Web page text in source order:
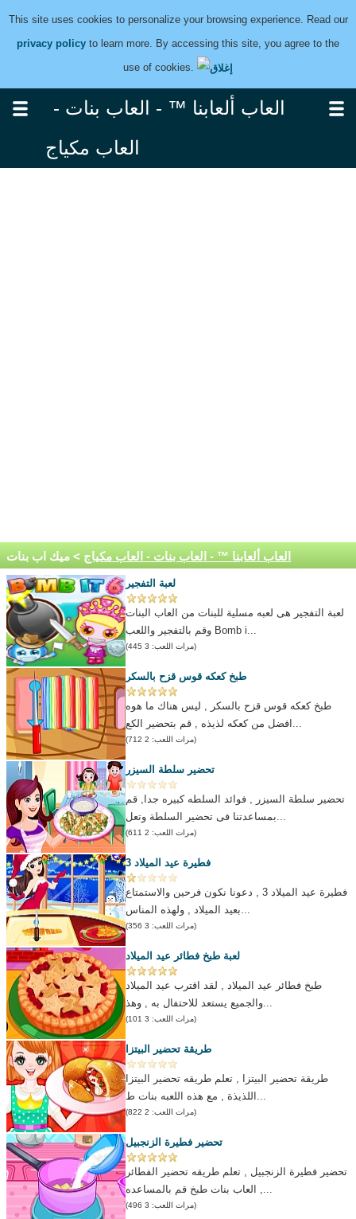
This site uses cookies to personalize your browsing experience. Read our
privacy policy to learn more. By accessing this site, you agree to the
use of cookies.
العاب ألعابنا ™ - العاب بنات -
العاب مكياج
العاب ألعابنا ™ - العاب بنات - العاب مكياج > ميك اب بنات
لعبة التفجير
لعبة التفجير هى لعبه مسلية للبنات من العاب البنات
وقم بالتفجير واللعب Bomb i...
(مرات اللعب: 3 445)
طبخ كعكه قوس قزح بالسكر
طبخ كعكه قوس قزح بالسكر , ليس هناك ما هوه
(مرات اللعب: 2 712)
تحضير سلطة السيزر
تحضير سلطة السيزر , فوائد السلطه كبيره جدا, قم
(مرات اللعب: 2 611)
فطيرة عيد الميلاد 3
فطيرة عيد الميلاد 3 , دعونا نكون فرحين والاستمتاع
(مرات اللعب: 3 356)
لعبة طبخ فطائر عيد الميلاد
طبخ فطائر عيد الميلاد , لقد اقترب عيد الميلاد
(مرات اللعب: 3 101)
طريقة تحضير البيتزا
طريقة تحضير البيتزا , تعلم طريقه تحضير البيتزا
(مرات اللعب: 2 822)
تحضير فطيرة الزنجبيل
تحضير فطيرة الزنجبيل , تعلم طريقه تحضير الفطائر
(مرات اللعب: 3 496)